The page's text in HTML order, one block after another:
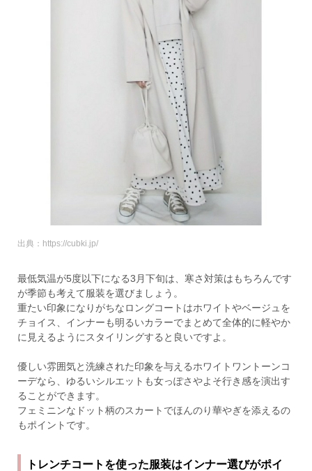
出典：https://cubki.jp/
最低気温が5度以下になる3月下旬は、寒さ対策はもちろんです
が季節も考えて服装を選びましょう。
重たい印象になりがちなロングコートはホワイトやベージュを
チョイス、インナーも明るいカラーでまとめて全体的に軽やか
に見えるようにスタイリングすると良いですよ。
優しい雰囲気と洗練された印象を与えるホワイトワントーンコ
ーデなら、ゆるいシルエットも女っぽさやよそ行き感を演出す
ることができます。
フェミニンなドット柄のスカートでほんのり華やぎを添えるの
もポイントです。
トレンチコートを使った服装はインナー選びがポイ